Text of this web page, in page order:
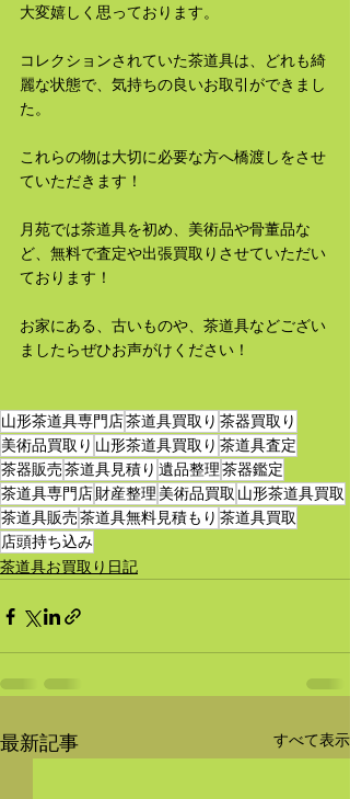
大変嬉しく思っております。
コレクションされていた茶道具は、どれも綺
麗な状態で、気持ちの良いお取引ができまし
た。
これらの物は大切に必要な方へ橋渡しをさせ
ていただきます！
月苑では茶道具を初め、美術品や骨董品な
ど、無料で査定や出張買取りさせていただい
ております！
お家にある、古いものや、茶道具などござい
ましたらぜひお声がけください！
山形茶道具専門店茶道具買取り 茶器買取り
美術品買取り 山形茶道具買取り 茶道具査定
茶器販売茶道具見積り 遺品整理茶器鑑定
茶道具専門店財産整理 美術品買取 山形茶道具買取
茶道具販売茶道具無料見積もり 茶道具買取
店頭持ち込み
茶道具お買取り日記
最新記事 すべて表示